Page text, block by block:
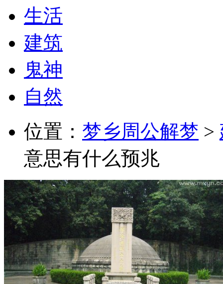
生活
建筑
鬼神
自然
位置： 梦乡周公解梦 >
意思有什么预兆